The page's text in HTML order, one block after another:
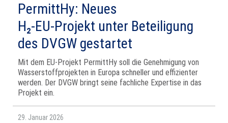
PermittHy: Neues
H₂‑EU‑Projekt unter Beteiligung
des DVGW gestartet
Mit dem EU‑Projekt PermittHy soll die Genehmigung von
Wasserstoffprojekten in Europa schneller und effizienter
werden. Der DVGW bringt seine fachliche Expertise in das
Projekt ein.
29. Januar 2026